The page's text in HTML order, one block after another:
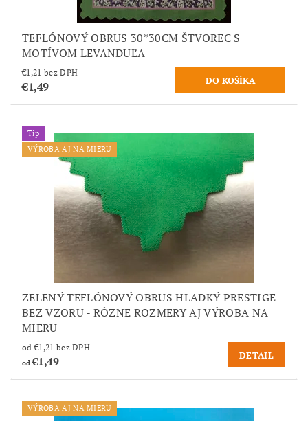
TEFLÓNOVÝ OBRUS 30*30CM ŠTVOREC S
MOTÍVOM LEVANDUĽA
€1,21 bez DPH
€1,49
Tip
VÝROBA AJ NA MIERU
ZELENÝ TEFLÓNOVÝ OBRUS HLADKÝ PRESTIGE
BEZ VZORU - RÔZNE ROZMERY AJ VÝROBA NA
MIERU
od €1,21 bez DPH
od€1,49 DETAIL
VÝROBA AJ NA MIERU